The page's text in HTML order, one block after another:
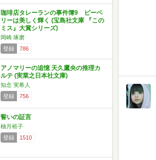
珈琲店タレーランの事件簿9 ピーベ
リーは美しく輝く (宝島社文庫 『この
ミス』大賞シリーズ)
岡崎 琢磨
登録
786
アノマリーの追憶 天久鷹央の推理カ
ルテ (実業之日本社文庫)
知念 実希人
登録
756
誓いの証言
柚月裕子
登録
1510